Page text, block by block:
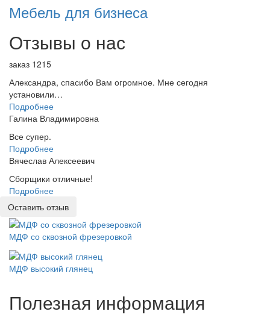
Мебель для бизнеса
Отзывы о нас
заказ 1215
Александра, спасибо Вам огромное. Мне сегодня
установили…
Подробнее
Галина Владимировна
Все супер.
Подробнее
Вячеслав Алексеевич
Сборщики отличные!
Подробнее
Оставить отзыв
МДФ со сквозной фрезеровкой
МДФ высокий глянец
Полезная информация